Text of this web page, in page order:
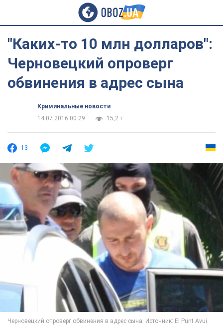
"Каких-то 10 млн долларов":
Черновецкий опроверг
обвинения в адрес сына
Криминальные новости
14.07.2016 00:29
15,2 т.
13